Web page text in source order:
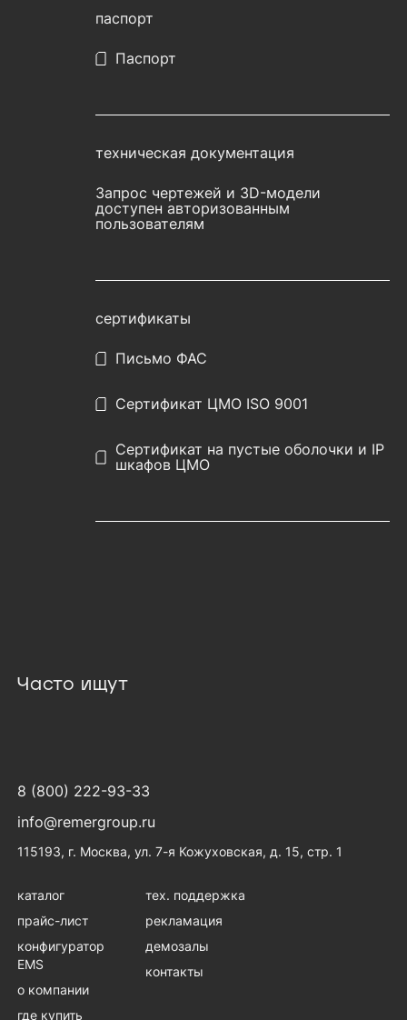
паспорт
Паспорт
техническая документация
Запрос чертежей и 3D-модели
доступен авторизованным
пользователям
сертификаты
Письмо ФАС
Сертификат ЦМО ISO 9001
Сертификат на пустые оболочки и IP
шкафов ЦМО
Часто ищут
8 (800) 222-93-33
info@remergroup.ru
115193, г. Москва, ул. 7-я Кожуховская, д. 15, стр. 1
каталог
прайс-лист
конфигуратор
EMS
о компании
где купить
тех. поддержка
рекламация
демозалы
контакты